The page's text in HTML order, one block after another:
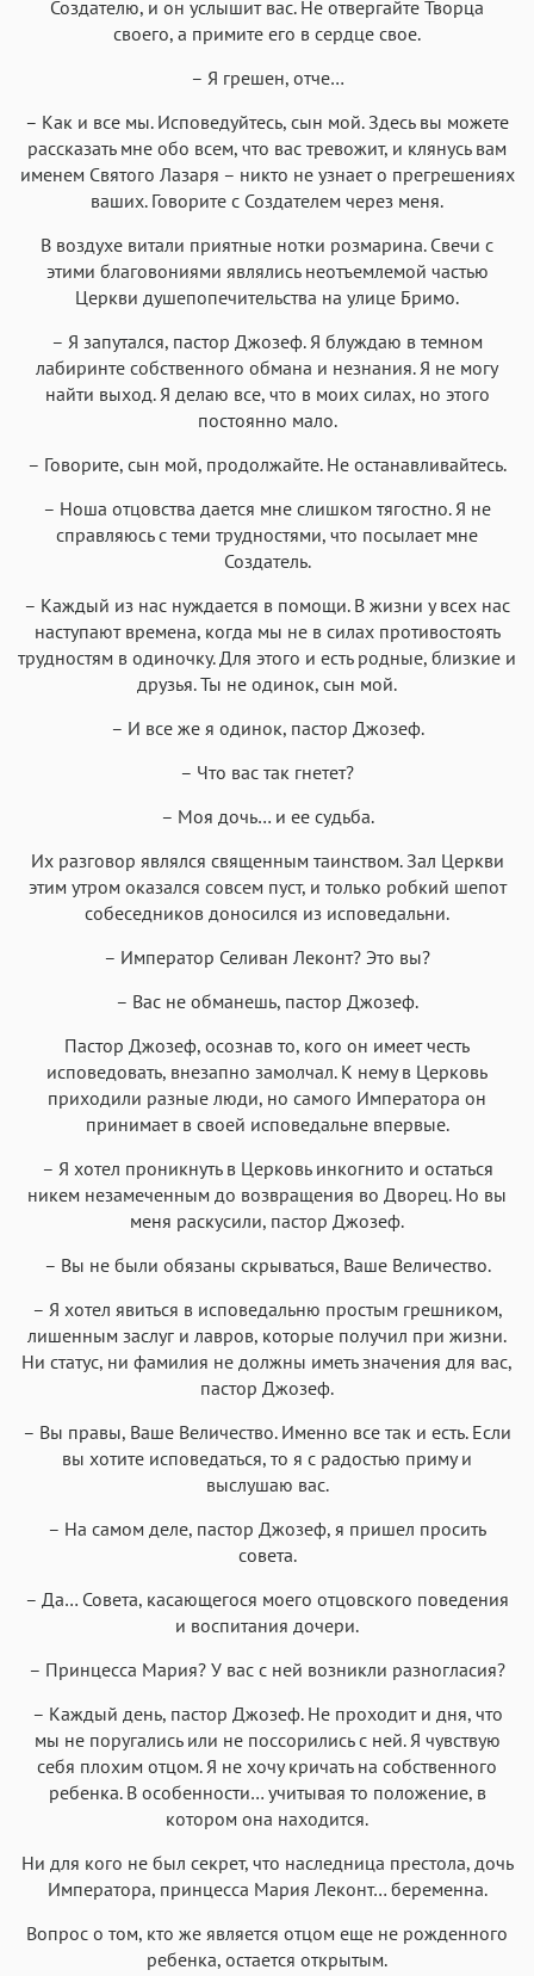
Аа Аа
Courier New
Аа
Menlo
Аа
Создателю, и он услышит вас. Не отвергайте Творца
своего, а примите его в сердце свое.
– Я грешен, отче…
– Как и все мы. Исповедуйтесь, сын мой. Здесь вы можете
рассказать мне обо всем, что вас тревожит, и клянусь вам
именем Святого Лазаря – никто не узнает о прегрешениях
ваших. Говорите с Создателем через меня.
В воздухе витали приятные нотки розмарина. Свечи с
этими благовониями являлись неотъемлемой частью
Церкви душепопечительства на улице Бримо.
– Я запутался, пастор Джозеф. Я блуждаю в темном
лабиринте собственного обмана и незнания. Я не могу
найти выход. Я делаю все, что в моих силах, но этого
постоянно мало.
– Говорите, сын мой, продолжайте. Не останавливайтесь.
– Ноша отцовства дается мне слишком тягостно. Я не
справляюсь с теми трудностями, что посылает мне
Создатель.
– Каждый из нас нуждается в помощи. В жизни у всех нас
наступают времена, когда мы не в силах противостоять
трудностям в одиночку. Для этого и есть родные, близкие и
друзья. Ты не одинок, сын мой.
– И все же я одинок, пастор Джозеф.
– Что вас так гнетет?
– Моя дочь… и ее судьба.
Их разговор являлся священным таинством. Зал Церкви
этим утром оказался совсем пуст, и только робкий шепот
собеседников доносился из исповедальни.
– Император Селиван Леконт? Это вы?
– Вас не обманешь, пастор Джозеф.
Пастор Джозеф, осознав то, кого он имеет честь
исповедовать, внезапно замолчал. К нему в Церковь
приходили разные люди, но самого Императора он
принимает в своей исповедальне впервые.
– Я хотел проникнуть в Церковь инкогнито и остаться
никем незамеченным до возвращения во Дворец. Но вы
меня раскусили, пастор Джозеф.
– Вы не были обязаны скрываться, Ваше Величество.
– Я хотел явиться в исповедальню простым грешником,
лишенным заслуг и лавров, которые получил при жизни.
Ни статус, ни фамилия не должны иметь значения для вас,
пастор Джозеф.
– Вы правы, Ваше Величество. Именно все так и есть. Если
вы хотите исповедаться, то я с радостью приму и
выслушаю вас.
– На самом деле, пастор Джозеф, я пришел просить
совета.
– Да… Совета, касающегося моего отцовского поведения
и воспитания дочери.
– Принцесса Мария? У вас с ней возникли разногласия?
– Каждый день, пастор Джозеф. Не проходит и дня, что
мы не поругались или не поссорились с ней. Я чувствую
себя плохим отцом. Я не хочу кричать на собственного
ребенка. В особенности… учитывая то положение, в
котором она находится.
Ни для кого не был секрет, что наследница престола, дочь
Императора, принцесса Мария Леконт… беременна.
Вопрос о том, кто же является отцом еще не рожденного
ребенка, остается открытым.